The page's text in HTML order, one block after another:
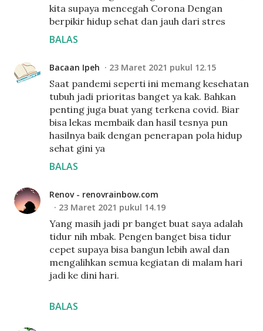
kita supaya mencegah Corona Dengan
berpikir hidup sehat dan jauh dari stres
BALAS
Bacaan Ipeh 23 Maret 2021 pukul 12.15
Saat pandemi seperti ini memang kesehatan
tubuh jadi prioritas banget ya kak. Bahkan
penting juga buat yang terkena covid. Biar
bisa lekas membaik dan hasil tesnya pun
hasilnya baik dengan penerapan pola hidup
sehat gini ya
BALAS
Renov - renovrainbow.com
23 Maret 2021 pukul 14.19
Yang masih jadi pr banget buat saya adalah
tidur nih mbak. Pengen banget bisa tidur
cepet supaya bisa bangun lebih awal dan
mengalihkan semua kegiatan di malam hari
jadi ke dini hari.
BALAS